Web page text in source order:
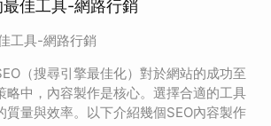
佳工具-網路行銷
工具-網路行銷
（搜尋引擎最佳化）對於網站的成功至
略中，內容製作是核心。選擇合適的工具
質量與效率。以下介紹幾個SEO內容製作